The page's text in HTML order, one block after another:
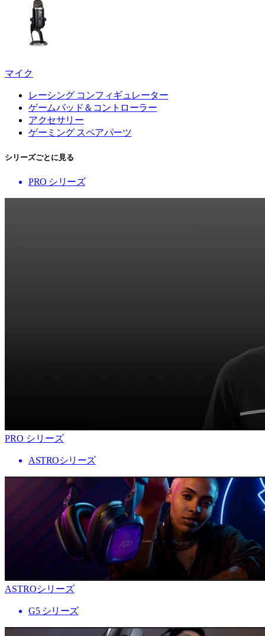
マイク
レーシング コンフィギュレーター
ゲームパッド＆コントローラー
アクセサリー
ゲーミング スペアパーツ
シリーズごとに見る
PRO シリーズ
PRO シリーズ
ASTROシリーズ
ASTROシリーズ
G5 シリーズ